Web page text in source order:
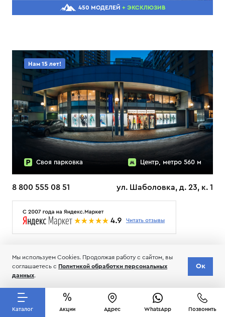
450 МОДЕЛЕЙ + ЭКСКЛЮЗИВ
Нам 15 лет!
Своя парковка Центр, метро 560 м
8 800 555 08 51 ул. Шаболовка, д. 23, к. 1
© 2006-2026 Пределанет
Каталог Акции Адрес WhatsApp Позвонить
Мы используем Cookies. Продолжая работу с сайтом, вы
соглашаетесь с Политикой обработки персональных
данных.
Ок